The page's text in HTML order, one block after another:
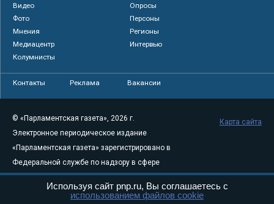
Видео
Опросы
Фото
Персоны
Мнения
Регионы
Медиацентр
Интервью
Колумнисты
Контакты Реклама Вакансии
© «Парламентская газета», 2026 г.
Электронное периодическое издание
«Парламентская газета» зарегистрировано в
Федеральной службе по надзору в сфере
связи, информационных технологий и
массовых коммуникаций (Роскомнадзор) 05
Карта сайта
Используя сайт pnp.ru, Вы соглашаетесь с
использованием файлов cookie